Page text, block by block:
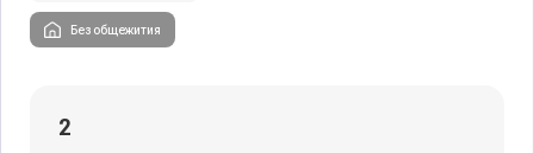
Без общежития
2